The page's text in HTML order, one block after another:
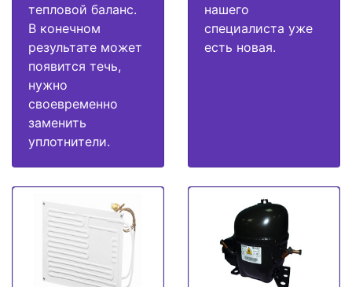
тепловой баланс.
В конечном
результате может
появится течь,
нужно
своевременно
заменить
уплотнители.
нашего
специалиста уже
есть новая.